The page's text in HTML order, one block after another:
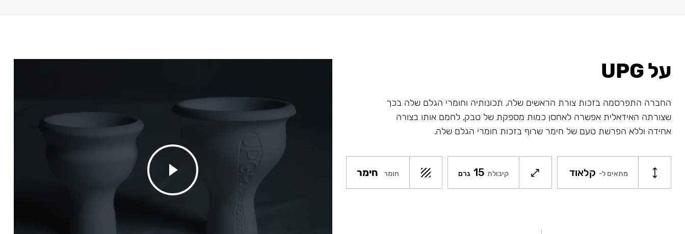
על UPG
החברה התפרסמה בזכות צורת הראשים שלה, תכונותיה וחומרי הגלם שלה בכך
שצורתה האידאלית אפשרה לאחסן כמות מספקת של טבק, לחמם אותו בצורה
אחידה וללא הפרשת טעם של חימר שרוף בזכות חומרי הגלם שלה.
מתאים ל- קלאוד קיבולת 15 גרם חומר חימר